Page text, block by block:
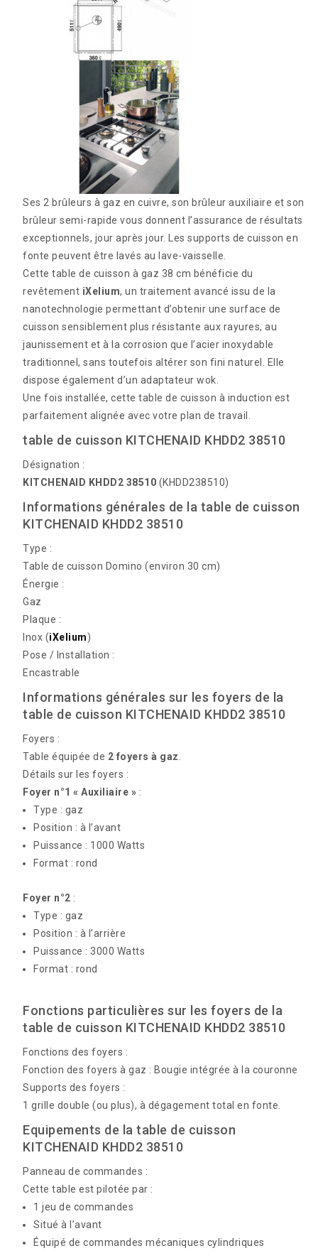
Ses 2 brûleurs à gaz en cuivre, son brûleur auxiliaire et son
brûleur semi-rapide vous donnent l’assurance de résultats
exceptionnels, jour après jour. Les supports de cuisson en
fonte peuvent être lavés au lave-vaisselle.
Cette table de cuisson à gaz 38 cm bénéficie du
revêtement iXelium, un traitement avancé issu de la
nanotechnologie permettant d’obtenir une surface de
cuisson sensiblement plus résistante aux rayures, au
jaunissement et à la corrosion que l’acier inoxydable
traditionnel, sans toutefois altérer son fini naturel.
Elle
dispose également d’un adaptateur wok.
Une fois installée, cette table de cuisson à induction est
parfaitement alignée avec votre plan de travail.
table de cuisson KITCHENAID KHDD2 38510
Désignation :
KITCHENAID KHDD2 38510 (KHDD238510)
Informations générales de la table de cuisson
KITCHENAID KHDD2 38510
Type :
Table de cuisson Domino (environ 30 cm)
Énergie :
Gaz
Plaque :
Inox (iXelium)
Pose / Installation :
Encastrable
Informations générales sur les foyers de la
table de cuisson KITCHENAID KHDD2 38510
Foyers :
Table équipée de 2 foyers à gaz
Détails sur les foyers :
Foyer n°1 « Auxiliaire » :
Type : gaz
Position : à l’avant
Puissance : 1000 Watts
Format : rond
Foyer n°2 :
Type : gaz
Position : à l’arrière
Puissance : 3000 Watts
Format : rond
Fonctions particulières sur les foyers de la
table de cuisson KITCHENAID KHDD2 38510
Fonctions des foyers :
Fonction des foyers à gaz : Bougie intégrée à la couronne
Supports des foyers :
1 grille double (ou plus), à dégagement total en fonte.
Equipements de la table de cuisson
KITCHENAID KHDD2 38510
Panneau de commandes :
Cette table est pilotée par :
1 jeu de commandes
Situé à l’avant
Équipé de commandes mécaniques cylindriques